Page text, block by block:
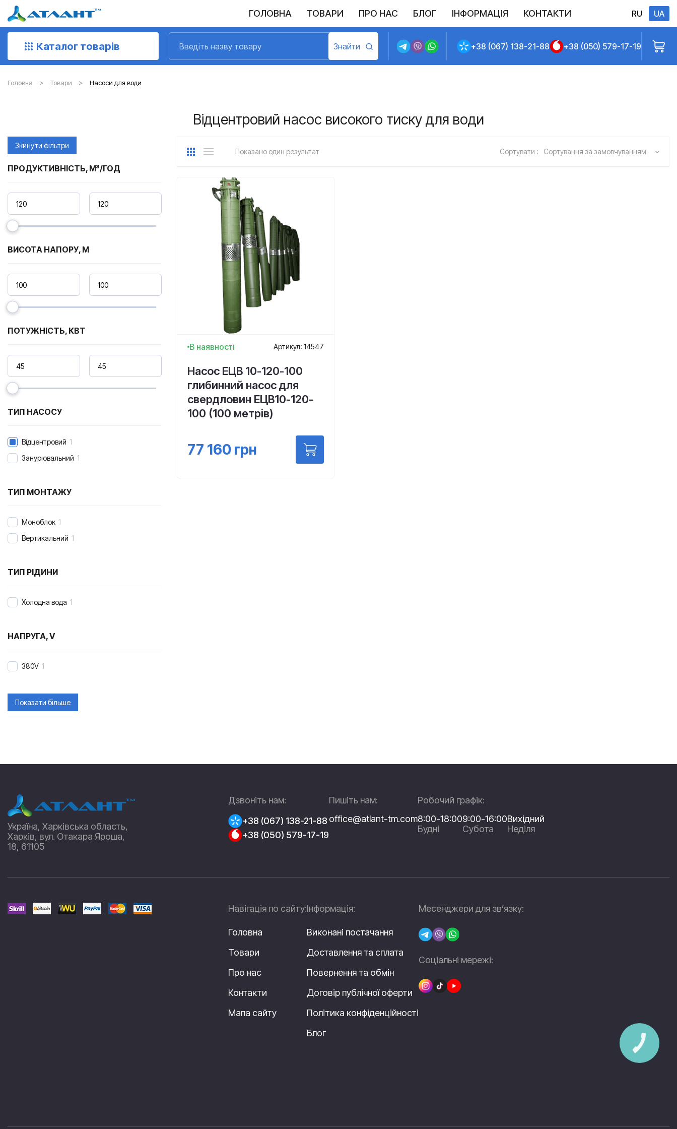
ГОЛОВНА ТОВАРИ ПРО НАС БЛОГ ІНФОРМАЦІЯ КОНТАКТИ RU UA
Каталог товарів +38 (067) 138-21-88 +38 (050) 579-17-19
Головна Товари Насоси для води
Відцентровий насос високого тиску для води
Показано один результат Сортувати : Сортування за замовчуванням
В наявності Артикул: 14547
Насос ЕЦВ 10-120-100
глибинний насос для
свердловин ЕЦВ10-120-
100 (100 метрів)
77 160 грн
Зкинути фільтри
ПРОДУКТИВНІСТЬ, М³/ГОД
ВИСОТА НАПОРУ, М
ПОТУЖНІСТЬ, КВТ
ТИП НАСОСУ
Відцентровий 1
Занурювальний 1
ТИП МОНТАЖУ
Моноблок 1
Вертикальний 1
ТИП РІДИНИ
Холодна вода 1
НАПРУГА, V
380V 1
Показати більше
Україна, Харківська область,
Харків, вул. Отакара Яроша,
18, 61105
Дзвоніть нам:
+38 (067) 138-21-88
+38 (050) 579-17-19
Пишіть нам:
office@atlant-tm.com
Робочий графік:
8:00-18:00
Будні
9:00-16:00
Субота
Вихідний
Неділя
Навігація по сайту:
Головна
Товари
Про нас
Контакти
Мапа сайту
Інформація:
Виконані постачання
Доставлення та сплата
Повернення та обмін
Договір публічної оферти
Політика конфіденційності
Блог
Месенджери для зв’язку:
Соціальні мережі:
КНОПКА
ЗВ'ЯЗКУ